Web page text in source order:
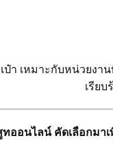
ป๋า เหมาะกับหน่วยง
เรีย
ออนไลน์ คัดเลือกมา